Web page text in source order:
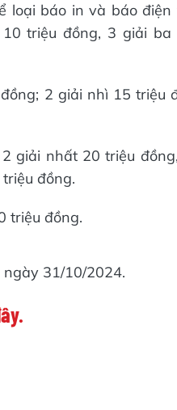
loại báo in và báo
triệu đồng, 3 giải
2 giải nhì 15 triệu
giải nhất 20 triệu
đồng.
triệu đồng.
31/10/2024.